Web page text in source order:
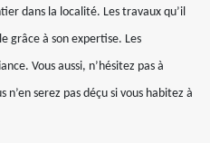
dans la localité. Les travaux qu’il
grâce à son expertise. Les
Vous aussi, n’hésitez pas à
n’en serez pas déçu si vous habitez à